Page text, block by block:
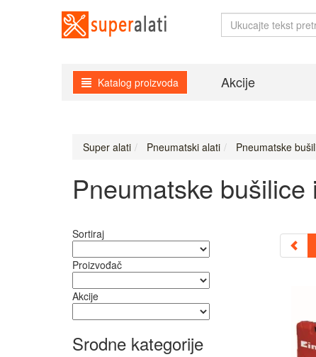
Katalog proizvoda Akcije
Super alati Pneumatski alati Pneumatske
Pneumatske bušilice
Sortiraj
Proizvođač
Akcije
Srodne kategorije